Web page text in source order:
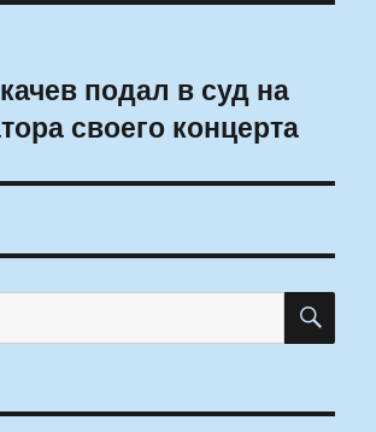
подал в суд на
своего концерта